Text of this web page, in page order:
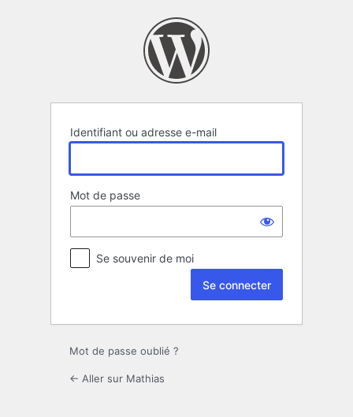
Identifiant ou adresse e-mail
Mot de passe
Se souvenir de moi
Mot de passe oublié ?
← Aller sur Mathias